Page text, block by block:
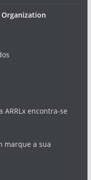
Organization
ARRLx encontra-se
marque a sua